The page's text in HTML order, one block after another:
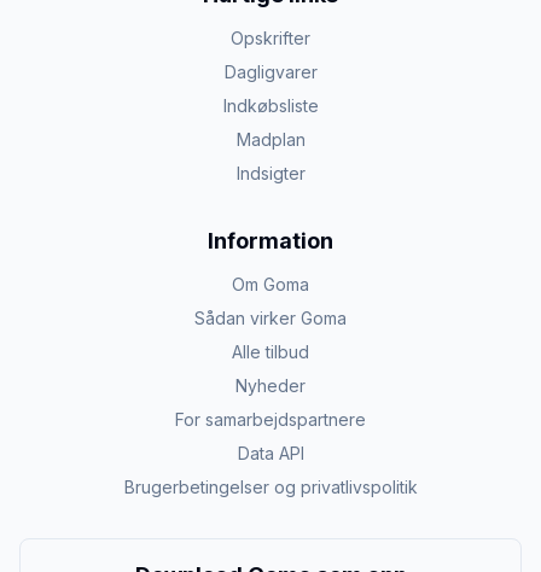
Opskrifter
Dagligvarer
Indkøbsliste
Madplan
Indsigter
Information
Om Goma
Sådan virker Goma
Alle tilbud
Nyheder
For samarbejdspartnere
Data API
Brugerbetingelser og privatlivspolitik